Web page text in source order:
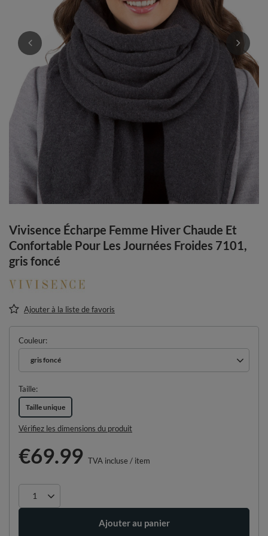
Vivisence Écharpe Femme Hiver Chaude Et
Confortable Pour Les Journées Froides 7101,
gris foncé
Ajouter à la liste de favoris
Couleur
gris foncé
Taille
Taille unique
Vérifiez les dimensions du produit
€69.99 TVA incluse/ item
Ajouter au panier